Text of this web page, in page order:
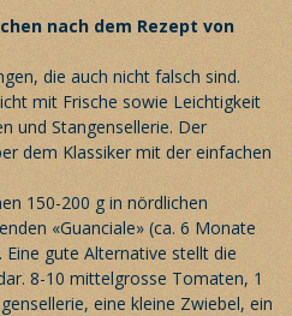
nach dem Rezept von
die auch nicht falsch sind.
mit Frische sowie Leichtigkeit
und Stangensellerie. Der
dem Klassiker mit der einfachen
150-200 g in nördlichen
«Guanciale» (ca. 6 Monate
gute Alternative stellt die
8-10 mittelgrosse Tomaten, 1
eine kleine Zwiebel, ein